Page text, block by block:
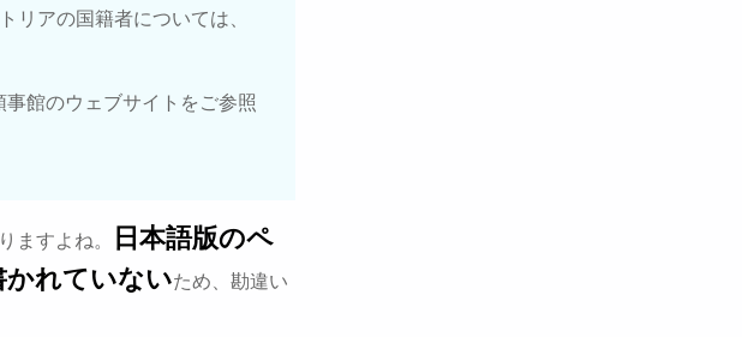
リアの国籍者については、
館のウェブサイトをご参照
ますよね。
日本語版のペ
かれていないため、勘違い